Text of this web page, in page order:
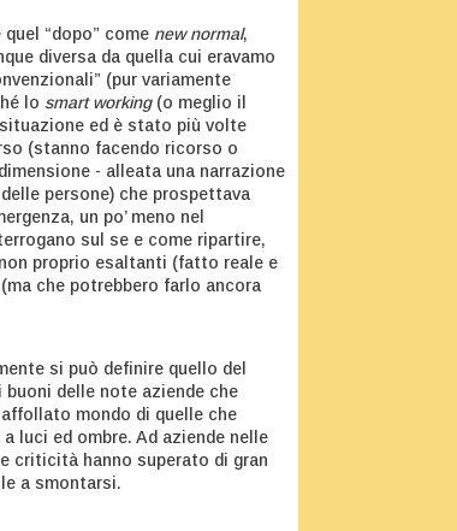
“dopo” come new normal,
diversa da quella cui eravamo
(pur variamente
lo smart working(o meglio il
ed è stato più volte
(stanno facendo ricorso o
- alleata una narrazione
persone) che prospettava
un po’ meno nel
sul se e come ripartire,
proprio esaltanti (fatto reale e
che potrebbero farlo ancora
si può definire quello del
delle note aziende che
mondo di quelle che
luci ed ombre. Ad aziende nelle
criticità hanno superato di gran
a smontarsi.